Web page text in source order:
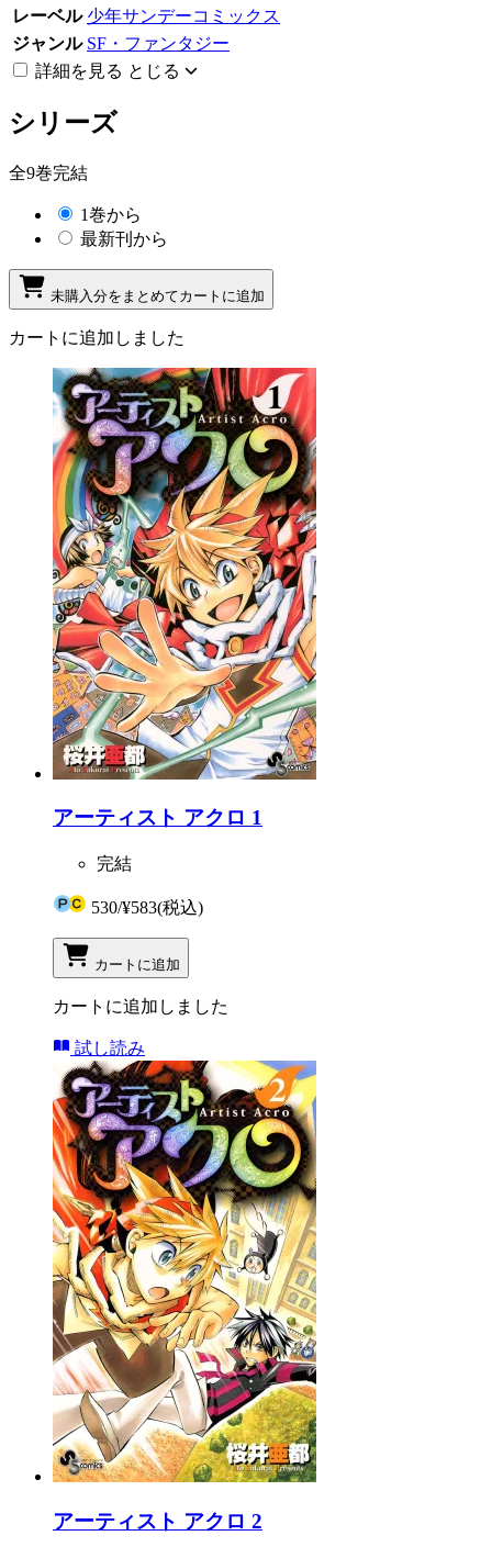
レーベル 少年サンデーコミックス
ジャンル SF・ファンタジー
詳細を見る とじる
シリーズ
全9巻完結
1巻から
最新刊から
未購入分をまとめてカートに追加
カートに追加しました
アーティスト アクロ 1
完結
530/¥583(税込)
カートに追加
カートに追加しました
試し読み
アーティスト アクロ 2